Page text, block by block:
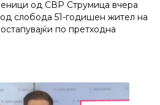
од СВР Струмица вчера
слобода 51-годишен жител на
по претходна